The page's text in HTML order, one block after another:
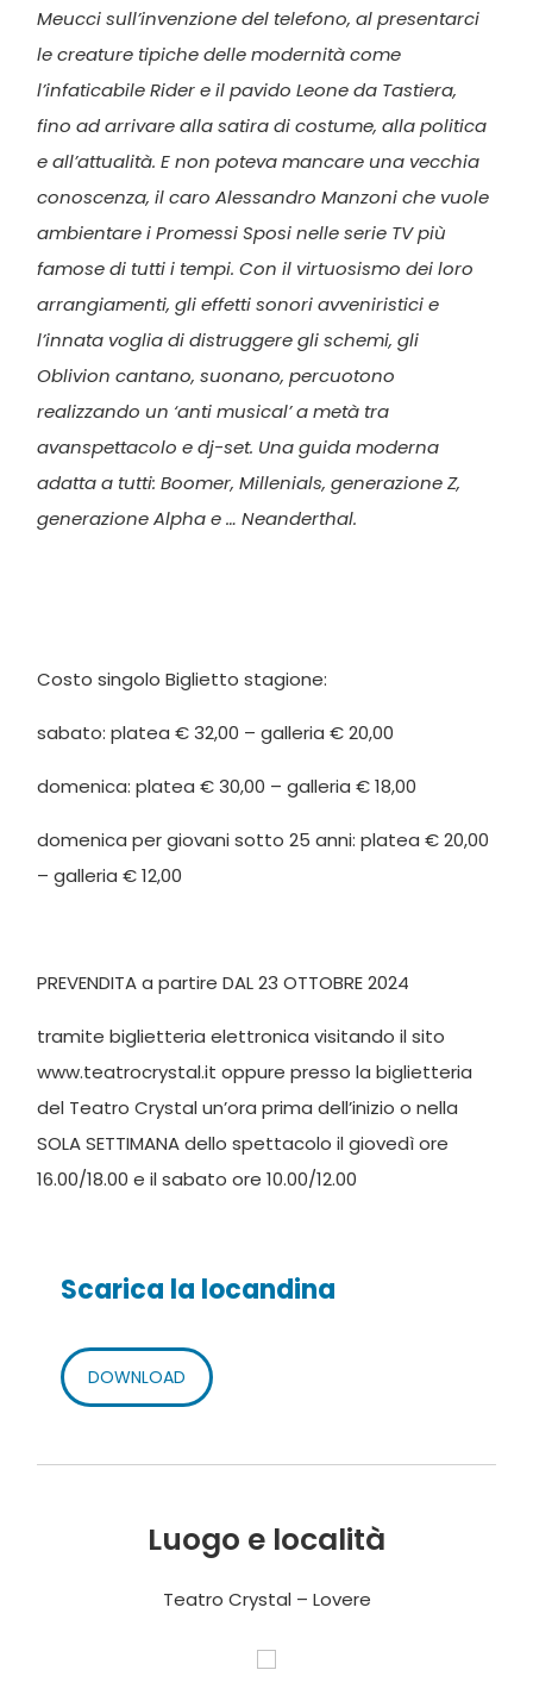
Meucci sull’invenzione del telefono, al presentarci
le creature tipiche delle modernità come
l’infaticabile Rider e il pavido Leone da Tastiera,
fino ad arrivare alla satira di costume, alla politica
e all’attualità. E non poteva mancare una vecchia
conoscenza, il caro Alessandro Manzoni che vuole
ambientare i Promessi Sposi nelle serie TV più
famose di tutti i tempi. Con il virtuosismo dei loro
arrangiamenti, gli effetti sonori avveniristici e
l’innata voglia di distruggere gli schemi, gli
Oblivion cantano, suonano, percuotono
realizzando un ‘anti musical’ a metà tra
avanspettacolo e dj-set. Una guida moderna
adatta a tutti: Boomer, Millenials, generazione Z,
generazione Alpha e … Neanderthal.
Costo singolo Biglietto stagione:
sabato: platea € 32,00 – galleria € 20,00
domenica: platea € 30,00 – galleria € 18,00
domenica per giovani sotto 25 anni: platea € 20,00
– galleria € 12,00
PREVENDITA a partire DAL 23 OTTOBRE 2024
tramite biglietteria elettronica visitando il sito
www.teatrocrystal.it oppure presso la biglietteria
del Teatro Crystal un’ora prima dell’inizio o nella
SOLA SETTIMANA dello spettacolo il giovedì ore
16.00/18.00 e il sabato ore 10.00/12.00
Scarica la locandina
DOWNLOAD
Luogo e località
Teatro Crystal – Lovere